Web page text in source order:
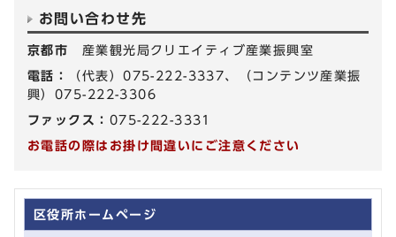
お問い合わせ先
京都市 産業観光局クリエイティブ産業振興室
電話：
（代表）075-222-3337、（コンテンツ産業振
興）075-222-3306
ファックス： 075-222-3331
お電話の際はお掛け間違いにご注意ください
区役所ホームページ